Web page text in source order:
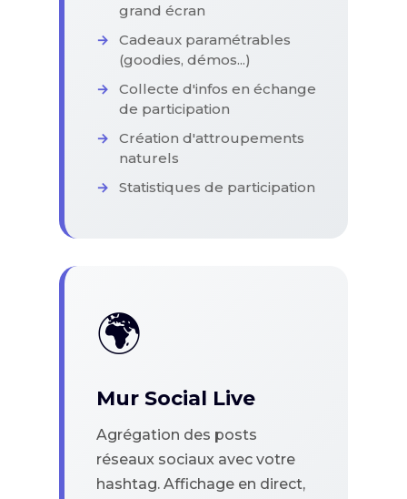
grand écran
Cadeaux paramétrables
(goodies, démos...)
Collecte d'infos en échange
de participation
Création d'attroupements
naturels
Statistiques de participation
🌍
Mur Social Live
Agrégation des posts
réseaux sociaux avec votre
hashtag. Affichage en direct,